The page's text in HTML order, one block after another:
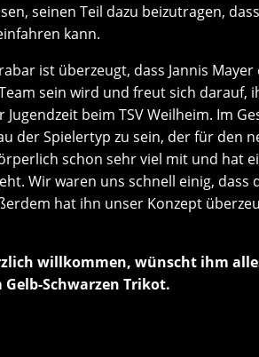
seinen Teil dazu beizutragen,
kann.
ist überzeugt, dass Jannis
sein wird und freut sich darauf,
beim TSV Weilheim. Im
der Spielertyp zu sein, der für den
schon sehr viel mit und hat
Wir waren uns schnell einig, dass
hat ihn unser Konzept
willkommen, wünscht ihm
Schwarzen Trikot.